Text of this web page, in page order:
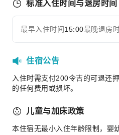
公用区wifi
电梯
共用厨房
自动售货机
上网服务
前台服务
快速入住退房
展开全
标准入住时间与退房时间
最早入住时间15:00最晚退房
住宿公告
入住时需支付200令吉的可退还
的任何费用或损坏。
儿童与加床政策
本住宿无最小入住年龄限制，婴